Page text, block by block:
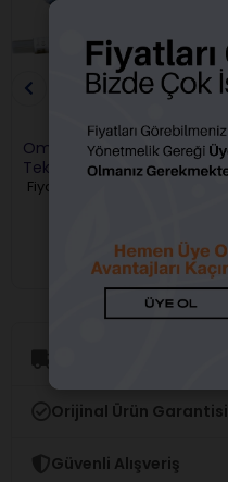
Omega İrrigasyon İğnesi
Tekli
Fiyatları görebilmek için üye
Orijinal Ürün Garantisi
Güvenli Alışveriş